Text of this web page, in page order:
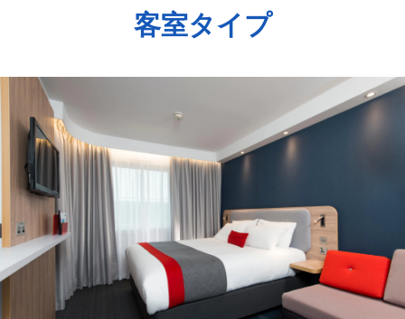
客室タイプ